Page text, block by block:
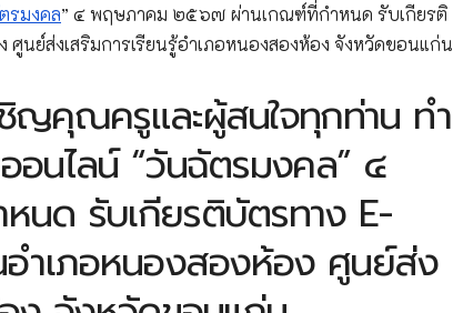
รมงคล” ๔ พฤษภาคม ๒๕๖๗ ผ่านเกณฑ์ที่กำหนด รับเกียรติ
นย์ส่งเสริมการเรียนรู้อำเภอหนองสองห้อง จังหวัดขอนแก่น
ญคุณครูและผู้สนใจทุกท่าน ทำ
นไลน์ “วันฉัตรมงคล” ๔
ด รับเกียรติบัตรทาง E-
ำเภอหนองสองห้อง ศูนย์ส่ง